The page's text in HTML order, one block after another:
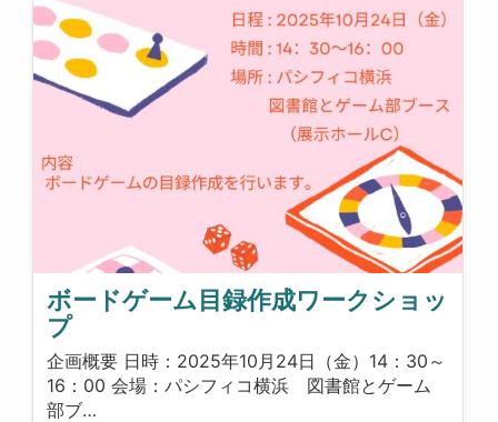
ボードゲーム目録作成ワークショッ
プ
企画概要 日時：2025年10月24日（金）14：30～
16：00 会場：パシフィコ横浜 図書館とゲーム
部ブ…